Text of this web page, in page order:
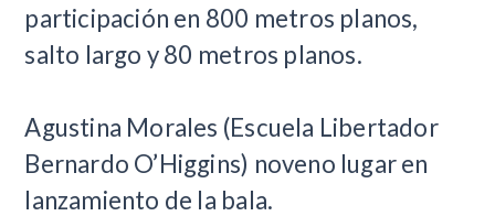
participación en 800 metros planos,
salto largo y 80 metros planos.
Agustina Morales (Escuela Libertador
Bernardo O’Higgins) noveno lugar en
lanzamiento de la bala.